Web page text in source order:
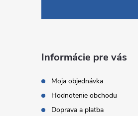
Informácie pre vás
Moja objednávka
Hodnotenie obchodu
Doprava a platba